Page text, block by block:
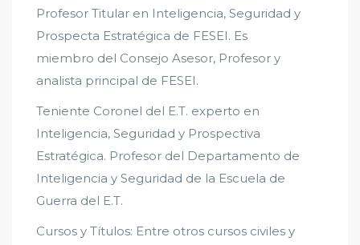
Profesor Titular en Inteligencia, Seguridad y
Prospecta Estratégica de FESEI. Es
miembro del Consejo Asesor, Profesor y
analista principal de FESEI.
Teniente Coronel del E.T. experto en
Inteligencia, Seguridad y Prospectiva
Estratégica. Profesor del Departamento de
Inteligencia y Seguridad de la Escuela de
Guerra del E.T.
Cursos y Títulos: Entre otros cursos civiles y